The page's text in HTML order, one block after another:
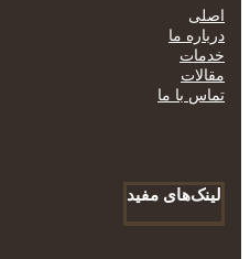
اصلی
درباره ما
خدمات
مقالات
تماس با ما
لینک‌های مفید